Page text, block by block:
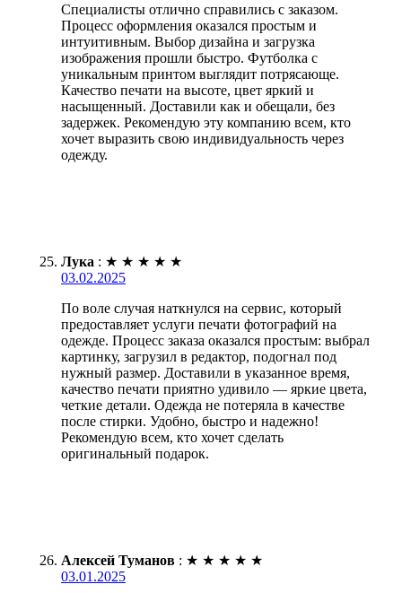
Специалисты отлично справились с заказом.
Процесс оформления оказался простым и
интуитивным. Выбор дизайна и загрузка
изображения прошли быстро. Футболка с
уникальным принтом выглядит потрясающе.
Качество печати на высоте, цвет яркий и
насыщенный. Доставили как и обещали, без
задержек. Рекомендую эту компанию всем, кто
хочет выразить свою индивидуальность через
одежду.
Лука : ★ ★ ★ ★ ★
03.02.2025
По воле случая наткнулся на сервис, который
предоставляет услуги печати фотографий на
одежде. Процесс заказа оказался простым: выбрал
картинку, загрузил в редактор, подогнал под
нужный размер. Доставили в указанное время,
качество печати приятно удивило — яркие цвета,
четкие детали. Одежда не потеряла в качестве
после стирки. Удобно, быстро и надежно!
Рекомендую всем, кто хочет сделать
оригинальный подарок.
Алексей Туманов : ★ ★ ★ ★ ★
03.01.2025